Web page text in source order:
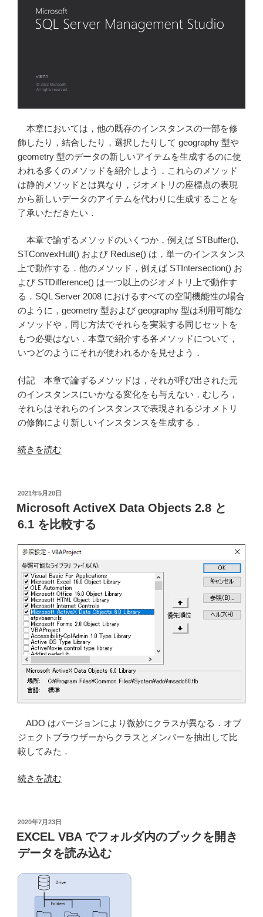
ス
ト
に
一
括
で
存
す
る”
の
本章においては，他の既存のインスタンスの一部を修
飾したり，結合したり，選択したりして geography 型や
geometry 型のデータの新しいアイテムを生成するのに使
われる多くのメソッドを紹介しよう．これらのメソッド
は静的メソッドとは異なり，ジオメトリの座標点の表現
から新しいデータのアイテムを代わりに生成することを
了承いただきたい．
本章で論ずるメソッドのいくつか，例えば STBuffer(),
STConvexHull() および Reduse() は，単一のインスタンス
上で動作する．他のメソッド，例えば STIntersection() お
よび STDifference() は一つ以上のジオメトリ上で動作す
る．SQL Server 2008 におけるすべての空間機能性の場合
のように，geometry 型および geography 型は利用可能な
メソッドや，同じ方法でそれらを実装する同じセットを
もつ必要はない．本章で紹介する各メソッドについて，
いつどのようにそれが使われるかを見せよう．
付記 本章で論ずるメソッドは，それが呼び出された元
のインスタンスにいかなる変化をも与えない．むしろ，
それらはそれらのインスタンスで表現されるジオメトリ
の修飾により新しいインスタンスを生成する．
“第
空
間
オ
ジ
ェ
ク
ト
を
修
飾
す
る
(Begining
Spatial
with
2008)”
の
続きを読む
投
稿
日:
2021年5月20日
Microsoft ActiveX Data Objects 2.8 と
6.1 を比較する
ADO はバージョンにより微妙にクラスが異なる．オブ
ジェクトブラウザーからクラスとメンバーを抽出して比
較してみた．
“Microsoft
Objects
2.8
と
6.1
を
続きを読む
投
稿
日:
2020年7月23日
EXCEL VBA でフォルダ内のブックを開き
データを読み込む